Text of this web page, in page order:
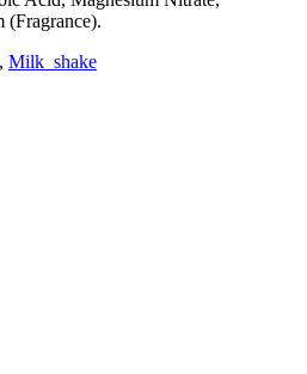
(Fragrance).
, Milk_shake